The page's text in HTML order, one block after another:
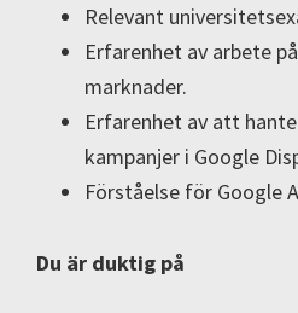
Relevant
Erfarenhet av arbete
marknader.
Erfarenhet av att
kampanjer i Google
Förståelse för Google
Du är duktig på